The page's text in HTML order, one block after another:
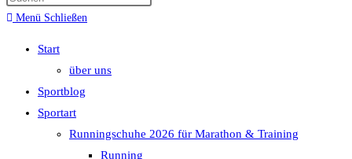
Menü Schließen
Start
über uns
Sportblog
Sportart
Runningschuhe 2026 für Marathon & Training
Running